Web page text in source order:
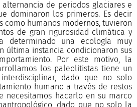
de periodos glaciares e
dominaron los primeros. Es decir
como humanos modernos, tuvieron
de gran rigurosidad climática y
determinado una ecología muy
última instancia condicionaron sus
Por este motivo, la
los paleolitistas tiene un
dado que no solo
humano a través de restos
necesitamos hacerlo en su marco
dado que no solo la